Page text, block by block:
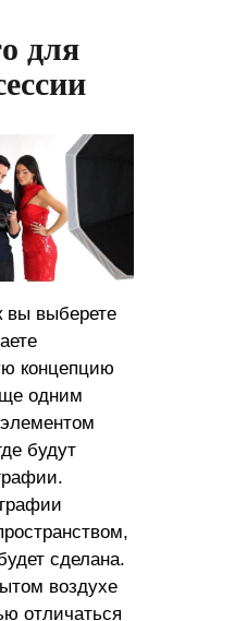
для
вы выберете
концепцию
одним
будут
сделана.
воздухе
отличаться